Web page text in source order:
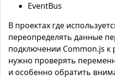
EventBus
В проектах где
переопределять данные
подключении Common.js
нужно проверять
и особенно обратить